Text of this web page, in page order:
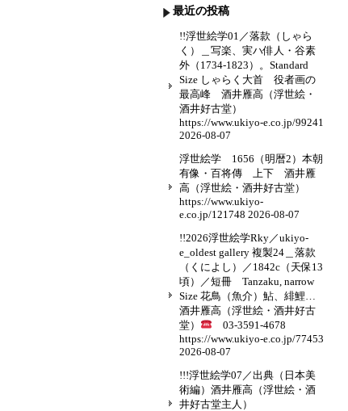
カ
イ
最近の投稿
!!浮世絵学01／落款（しゃら
く）＿写楽、実ハ俳人・谷素
外（1734-1823）。Standard
Size しゃらく大首 役者画の
最高峰 酒井雁高（浮世絵・
酒井好古堂）
https://www.ukiyo-e.co.jp/99241
2026-08-07
浮世絵学 1656（明暦2）本朝
有像・百将傳 上下 酒井雁
高（浮世絵・酒井好古堂）
https://www.ukiyo-
e.co.jp/121748 2026-08-07
!!2026浮世絵学Rky／ukiyo-
e_oldest gallery 複製24＿落款
（くによし）／1842c（天保13
頃）／短冊 Tanzaku, narrow
Size 花鳥（魚介）鮎、緋鯉…
酒井雁高（浮世絵・酒井好古
堂）
03-3591-4678
https://www.ukiyo-e.co.jp/77453
2026-08-07
!!!浮世絵学07／出典（日本美
術編）酒井雁高（浮世絵・酒
井好古堂主人）